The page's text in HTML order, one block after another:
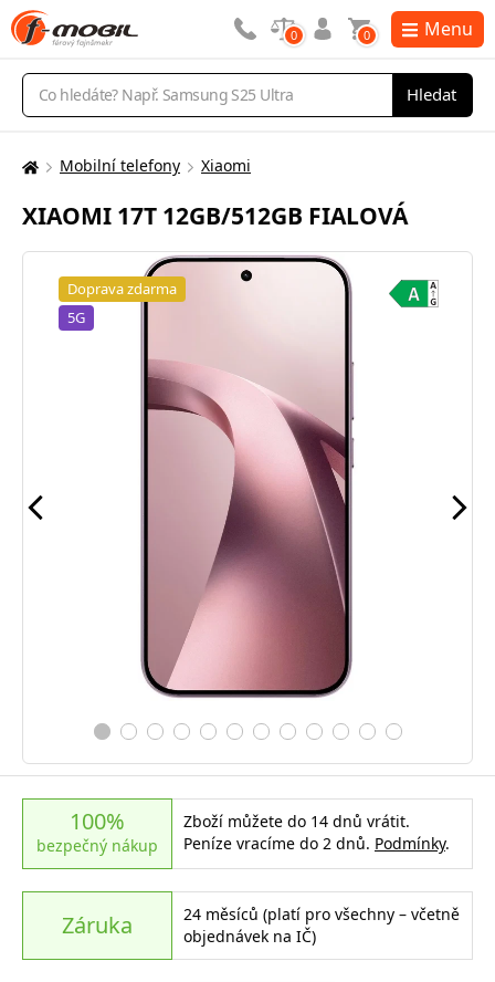
Vyhledávání
Hledat
0 0 Menu
Zde
nacházíte:
Mobilní telefony Xiaomi
XIAOMI 17T 12GB/512GB FIALOVÁ
Doprava zdarma
5G
100%
bezpečný nákup
Zboží můžete do 14 dnů vrátit.
Peníze vracíme do 2 dnů. Podmínky.
Záruka
24 měsíců (platí pro všechny – včetně
objednávek na IČ)